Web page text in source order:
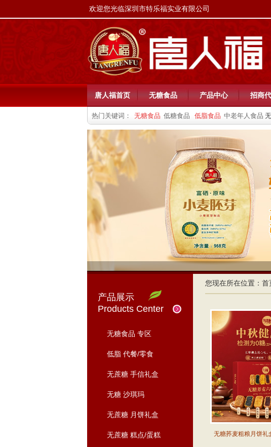
欢迎您光临深圳市特乐福实业有限公司
唐人福首页 无糖食品 产品中心 招商
热门关键词： 无糖食品 低糖食品 低脂食品 中老年人食品
产品展示
Products Center
无糖食品 专区
低脂 代餐/零食
无蔗糖 手信礼盒
无糖 沙琪玛
无蔗糖 月饼礼盒
无蔗糖 糕点/蛋糕
您现在所在位置： 首
无糖荞麦粗粮月饼礼